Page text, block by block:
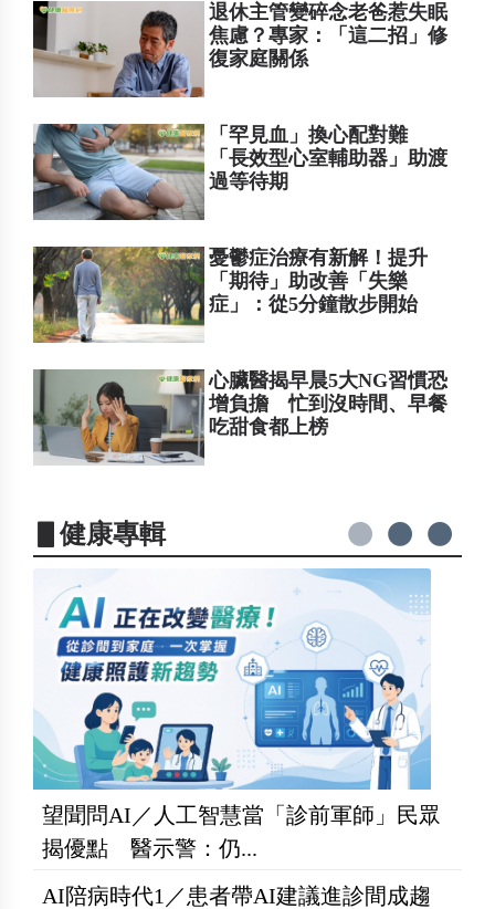
退休主管變碎念老爸惹失眠
焦慮？專家：「這二招」修
復家庭關係
「罕見血」換心配對難
「長效型心室輔助器」助渡
過等待期
憂鬱症治療有新解！提升
「期待」助改善「失樂
症」：從5分鐘散步開始
心臟醫揭早晨5大NG習慣恐
增負擔 忙到沒時間、早餐
吃甜食都上榜
▋健康專輯
望聞問AI／人工智慧當「診前軍師」民眾
揭優點 醫示警：仍...
AI陪病時代1／患者帶AI建議進診間成趨